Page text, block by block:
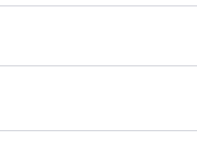
en à Villefranche-De-Lonchat.
aux Villefranchois éligibles.